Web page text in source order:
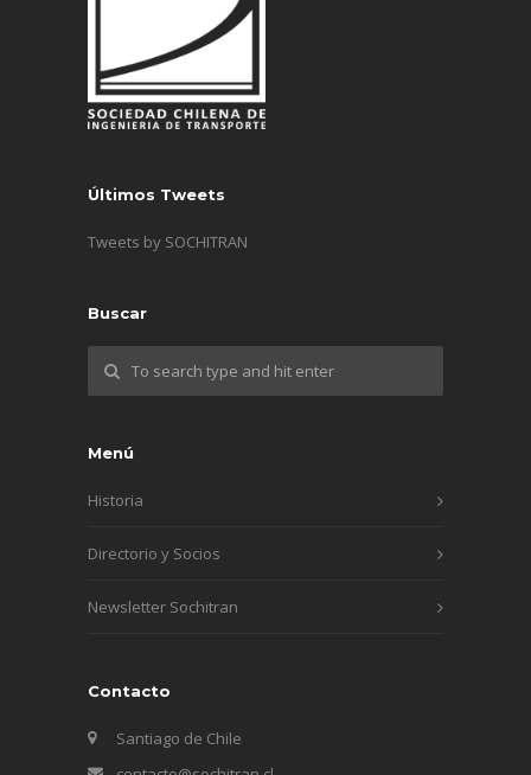
Últimos Tweets
Tweets by SOCHITRAN
Buscar
Menú
Historia
Directorio y Socios
Newsletter Sochitran
Contacto
Santiago de Chile